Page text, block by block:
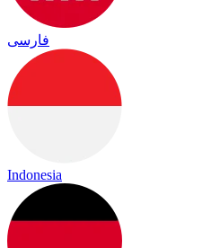
فارسی
Indonesia